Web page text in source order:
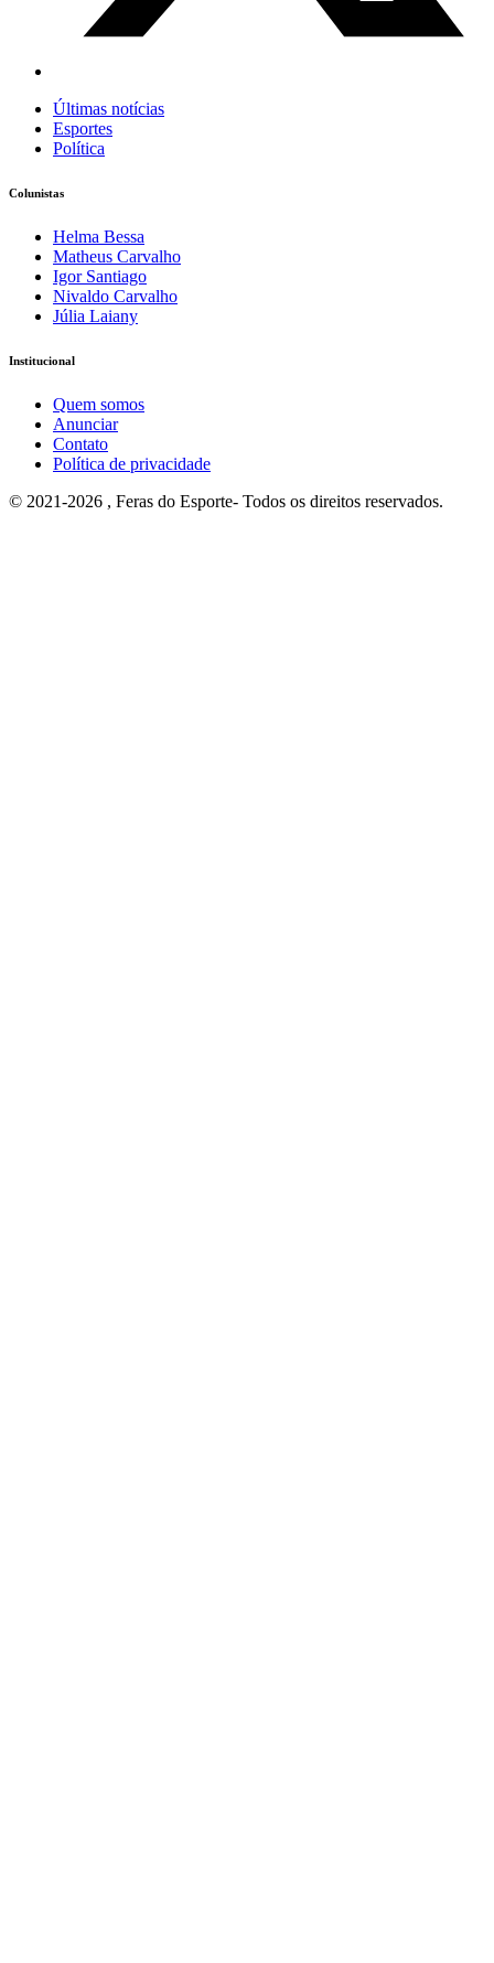
Últimas notícias
Esportes
Política
Colunistas
Helma Bessa
Matheus Carvalho
Igor Santiago
Nivaldo Carvalho
Júlia Laiany
Institucional
Quem somos
Anunciar
Contato
Política de privacidade
© 2021-2026 , Feras do Esporte- Todos os direitos reservados.